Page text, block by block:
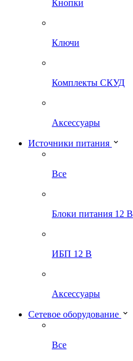
Кнопки
Ключи
Комплекты СКУД
Аксессуары
Источники питания
Все
Блоки питания 12 В
ИБП 12 В
Аксессуары
Сетевое оборудование
Все